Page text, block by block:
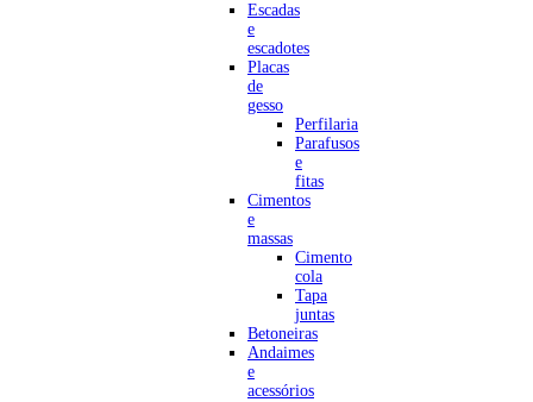
Escadas
e
escadotes
Placas
de
gesso
Perfilaria
Parafusos
e
fitas
Cimentos
e
massas
Cimento
cola
Tapa
juntas
Betoneiras
Andaimes
e
acessórios